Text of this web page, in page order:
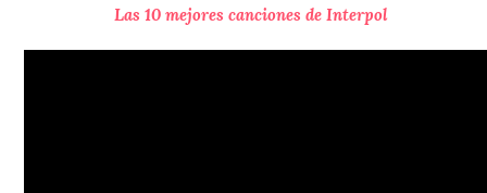
Las 10 mejores canciones de Interpol